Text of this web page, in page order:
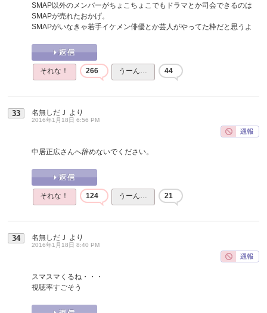
SMAP以外のメンバーがちょこちょこでもドラマとか司会できるのは
SMAPが売れたおかげ。
SMAPがいなきゃ若手イケメン俳優とか芸人がやってた枠だと思うよ
それな！ 266 うーん… 44
33 名無しだＪ より
2016年1月18日 6:56 PM
中居正広さんへ辞めないでください。
それな！ 124 うーん… 21
34 名無しだＪ より
2016年1月18日 8:40 PM
スマスマくるね・・・
視聴率すごそう